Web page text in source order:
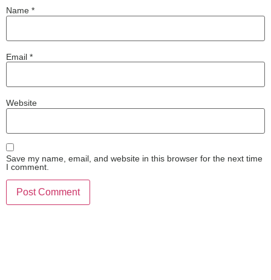
Name *
Email *
Website
Save my name, email, and website in this browser for the next time
I comment.